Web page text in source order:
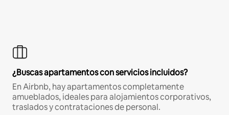
¿Buscas apartamentos con servicios incluidos?
En Airbnb, hay apartamentos completamente
amueblados, ideales para alojamientos corporativos,
traslados y contrataciones de personal.